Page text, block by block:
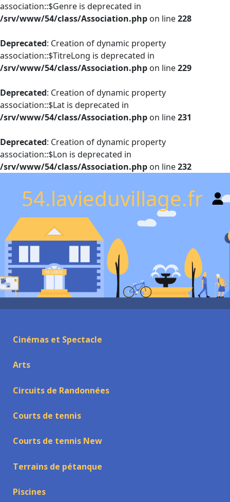
association::$Genre is deprecated in
/srv/www/54/class/Association.php on line228
Deprecated: Creation of dynamic property
association::$TitreLong is deprecated in
/srv/www/54/class/Association.php on line229
Deprecated: Creation of dynamic property
association::$Lat is deprecated in
/srv/www/54/class/Association.php on line231
Deprecated: Creation of dynamic property
association::$Lon is deprecated in
/srv/www/54/class/Association.php on line232
54.lavieduvillage.fr
Cinémas et Spectacle
Arts
Circuits de Randonnées
Courts de tennis
Courts de tennis New
Terrains de pétanque
Piscines